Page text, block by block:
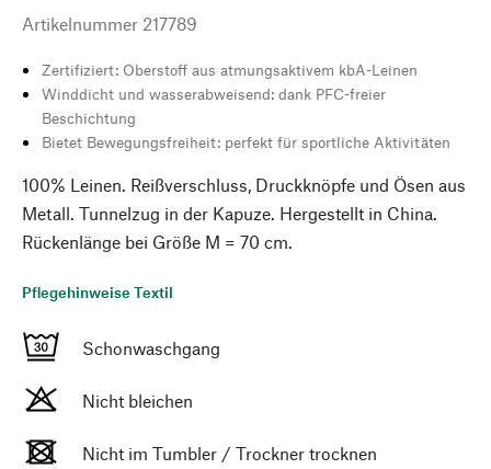
Artikelnummer 217789
Zertifiziert: Oberstoff aus atmungsaktivem kbA-Leinen
Winddicht und wasserabweisend: dank PFC-freier
Beschichtung
Bietet Bewegungsfreiheit: perfekt für sportliche Aktivitäten
100% Leinen. Reißverschluss, Druckknöpfe und Ösen aus
Metall. Tunnelzug in der Kapuze. Hergestellt in China.
Rückenlänge bei Größe M = 70 cm.
Pflegehinweise Textil
Schonwaschgang
Nicht bleichen
Nicht im Tumbler / Trockner trocknen